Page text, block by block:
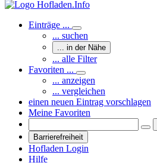
Einträge ...
... suchen
... in der Nähe
... alle Filter
Favoriten ...
... anzeigen
... vergleichen
einen neuen Eintrag vorschlagen
Meine Favoriten
Barrierefreiheit
Hofladen Login
Hilfe